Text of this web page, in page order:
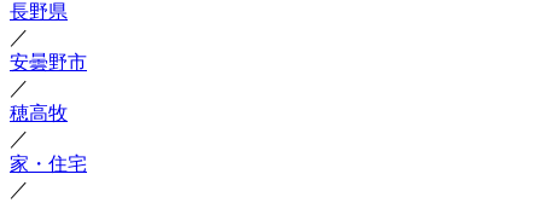
長野県
／
安曇野市
／
穂高牧
／
家・住宅
／